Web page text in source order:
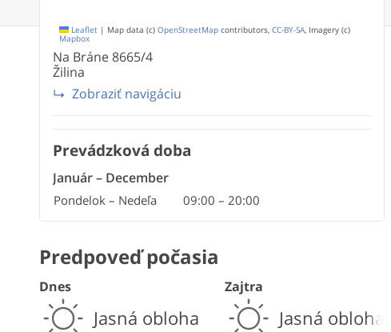
Leaflet | Map data (c) OpenStreetMap contributors, CC-BY-SA , Imagery (c)
Mapbox
Na Bráne 8665/4
Žilina
Zobraziť navigáciu
Prevádzková doba
Január– December
Pondelok – Nedeľa 09:00 – 20:00
Predpoveď počasia
Dnes
Jasná obloha
Zajtra
Jasná obloha